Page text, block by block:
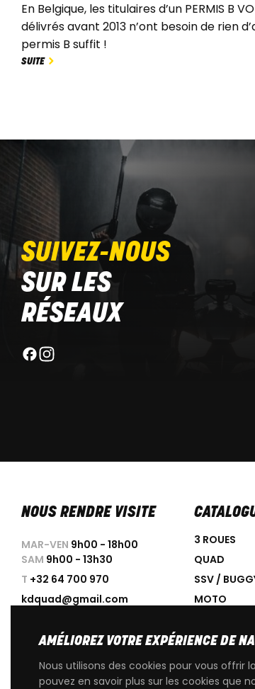
En Belgique, les titulaires d’un PERMIS B
délivrés avant 2013 n’ont besoin de rien
permis B suffit !
SUITE
SUIVEZ-NOUS
SUR LES
RÉSEAUX
NOUS RENDRE VISITE
MAR-VEN 9h00 - 18h00
SAM 9h00 - 13h30
T +32 64 700 970
kdquad@gmail.com
3 ROUES
QUAD
SSV /
MOTO
AMÉLIOREZ VOTRE EXPÉRIENCE DE
Nous utilisons des cookies pour vous offrir
pouvez en savoir plus sur les cookies que